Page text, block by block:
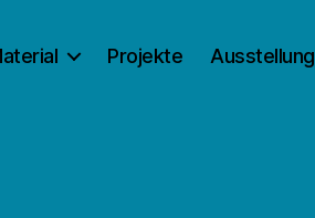
Projekte Ausstellung